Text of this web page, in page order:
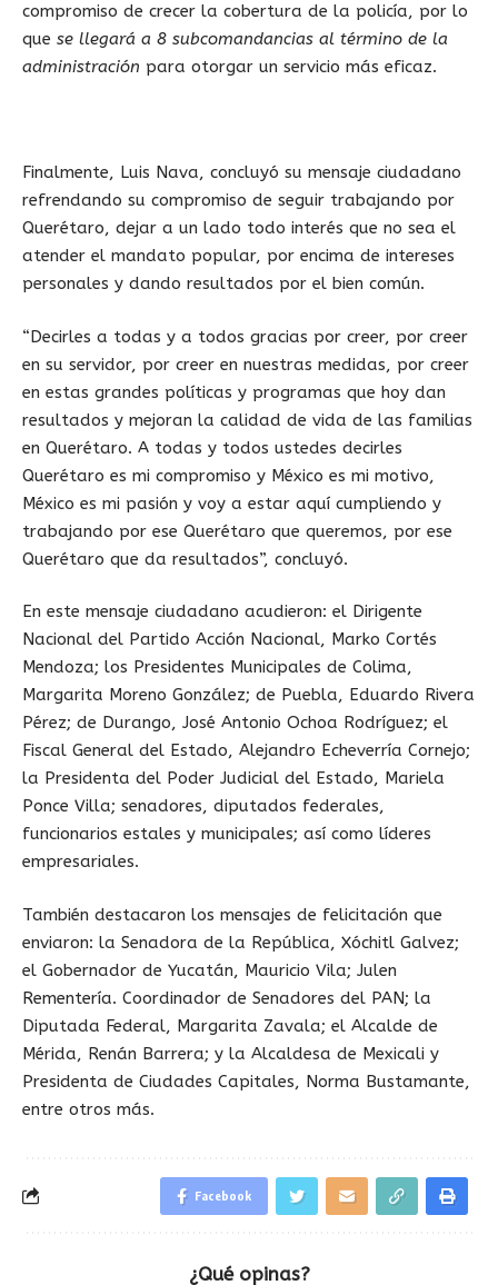
compromiso de crecer la cobertura de la policía, por lo
que se llegará a 8 subcomandancias al término de la
administración para otorgar un servicio más eficaz.
Finalmente, Luis Nava, concluyó su mensaje ciudadano
refrendando su compromiso de seguir trabajando por
Querétaro, dejar a un lado todo interés que no sea el
atender el mandato popular, por encima de intereses
personales y dando resultados por el bien común.
“Decirles a todas y a todos gracias por creer, por creer
en su servidor, por creer en nuestras medidas, por creer
en estas grandes políticas y programas que hoy dan
resultados y mejoran la calidad de vida de las familias
en Querétaro. A todas y todos ustedes decirles
Querétaro es mi compromiso y México es mi motivo,
México es mi pasión y voy a estar aquí cumpliendo y
trabajando por ese Querétaro que queremos, por ese
Querétaro que da resultados”, concluyó.
En este mensaje ciudadano acudieron: el Dirigente
Nacional del Partido Acción Nacional, Marko Cortés
Mendoza; los Presidentes Municipales de Colima,
Margarita Moreno González; de Puebla, Eduardo Rivera
Pérez; de Durango, José Antonio Ochoa Rodríguez; el
Fiscal General del Estado, Alejandro Echeverría Cornejo;
la Presidenta del Poder Judicial del Estado, Mariela
Ponce Villa; senadores, diputados federales,
funcionarios estales y municipales; así como líderes
empresariales.
También destacaron los mensajes de felicitación que
enviaron: la Senadora de la República, Xóchitl Galvez;
el Gobernador de Yucatán, Mauricio Vila; Julen
Rementería. Coordinador de Senadores del PAN; la
Diputada Federal, Margarita Zavala; el Alcalde de
Mérida, Renán Barrera; y la Alcaldesa de Mexicali y
Presidenta de Ciudades Capitales, Norma Bustamante,
entre otros más.
Facebook
¿Qué opinas?